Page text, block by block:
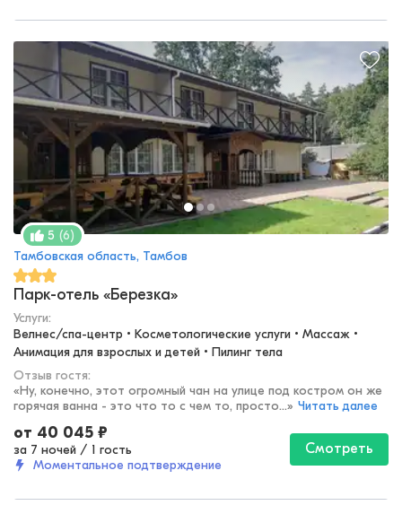
5 (6)
Тамбовская область, Тамбов
Парк-отель «Березка»
Услуги:
Велнес/спа-центр • Косметологические услуги • Массаж •
Анимация для взрослых и детей • Пилинг тела
Отзыв гостя:
«Ну, конечно, этот огромный чан на улице под костром он же
горячая ванна - это что то с чем то, просто...» Читать далее
от 40 045 ₽
за 7 ночей / 1 гость
Моментальное подтверждение
Смотреть